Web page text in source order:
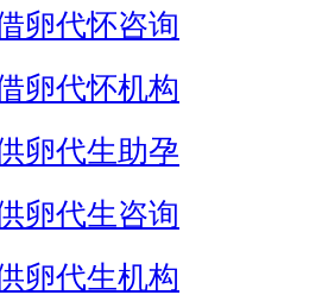
卵代怀咨询
卵代怀机构
卵代生助孕
卵代生咨询
卵代生机构